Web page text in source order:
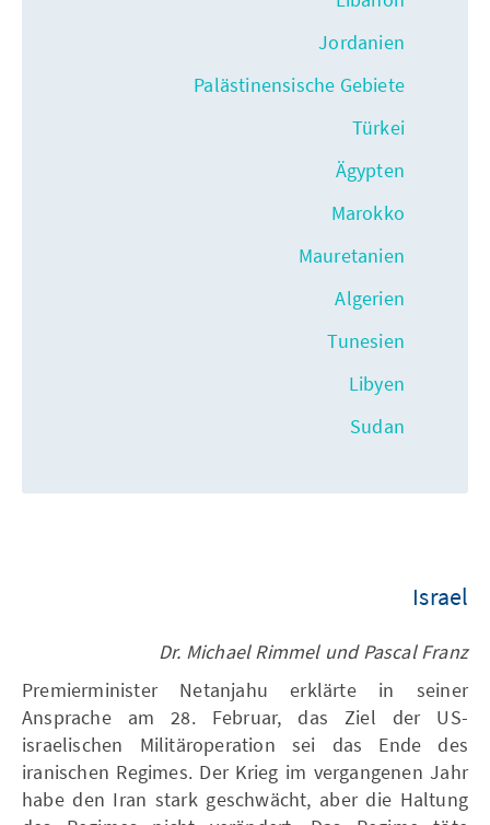
Jordanien
Palästinensische Gebiete
Türkei
Ägypten
Marokko
Mauretanien
Algerien
Tunesien
Libyen
Sudan
Israel
Dr. Michael Rimmel und Pascal Franz
Premierminister Netanjahu erklärte in seiner
Ansprache am 28. Februar, das Ziel der US-
israelischen Militäroperation sei das Ende des
iranischen Regimes. Der Krieg im vergangenen Jahr
habe den Iran stark geschwächt, aber die Haltung